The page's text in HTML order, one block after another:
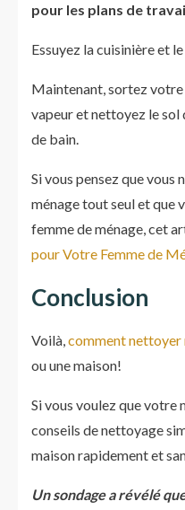
pour les plans de
Essuyez la cuisinière et
Maintenant, sortez
vapeur et nettoyez le sol
de bain.
Si vous pensez que vous
ménage tout seul et que
femme de ménage, cet
pour Votre Femme de
Conclusion
Voilà,comment nettoyer
ou une maison!
Si vous voulez que votre
conseils de nettoyage
maison rapidement et
Un sondage a révélé